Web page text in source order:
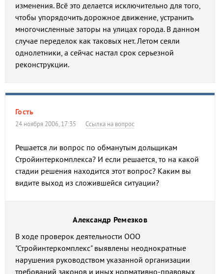
изменения. Всё это делается исключительно для того,
чтобы упорядочить дорожное движение, устранить
многочисленные заторы на улицах города. В данном
случае переделок как таковых нет. Летом сеяли
однолетники, а сейчас настал срок серьезной
реконструкции.
Гость
24 ноября 2006, 17:35 Ссылка на вопрос
Решается ли вопрос по обманутым дольщикам
Стройинтеркомплекса? И если решается, то на какой
стадии решения находится этот вопрос? Каким вы
видите выход из сложившейся ситуации?
Александр Ремезков
В ходе проверок деятельности ООО
"Стройинтеркомплекс" выявлены неоднократные
нарушения руководством указанной организации
требований законов и иных нормативно-правовых